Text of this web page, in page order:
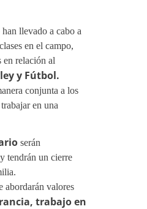
y Fútbol.
trabajo en